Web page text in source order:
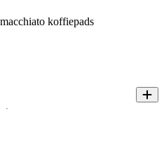
koffiepads